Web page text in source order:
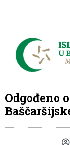
Odgođeno